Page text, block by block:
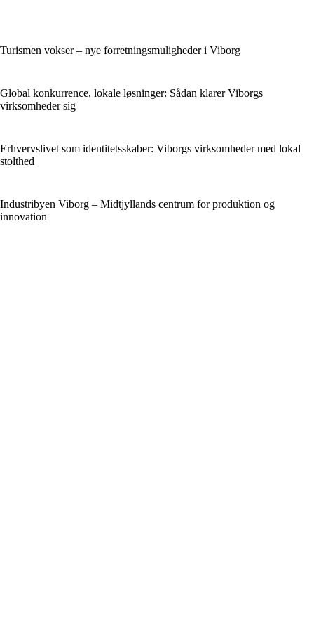
Turismen vokser – nye forretningsmuligheder i Viborg
Global konkurrence, lokale løsninger: Sådan klarer Viborgs
virksomheder sig
Erhvervslivet som identitetsskaber: Viborgs virksomheder med lokal
stolthed
Industribyen Viborg – Midtjyllands centrum for produktion og
innovation